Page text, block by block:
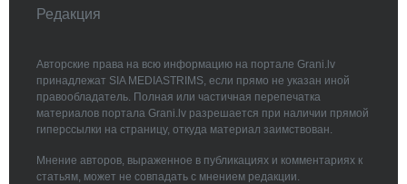
Редакция
Авторские права на всю информацию на портале Grani.lv
принадлежат SIA MEDIASTRIMS, если прямо не указан иной
правообладатель. Полная или частичная перепечатка
материалов портала Grani.lv разрешается при наличии прямой
гиперссылки на страницу, откуда материал заимствован.
Мнение авторов, выраженное в публикациях и комментариях к
статьям, может не совпадать с мнением редакции.